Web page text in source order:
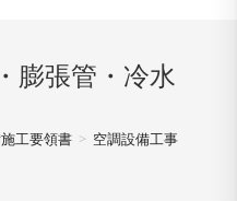
膨張管・冷水
工要領書 > 空調設備工事